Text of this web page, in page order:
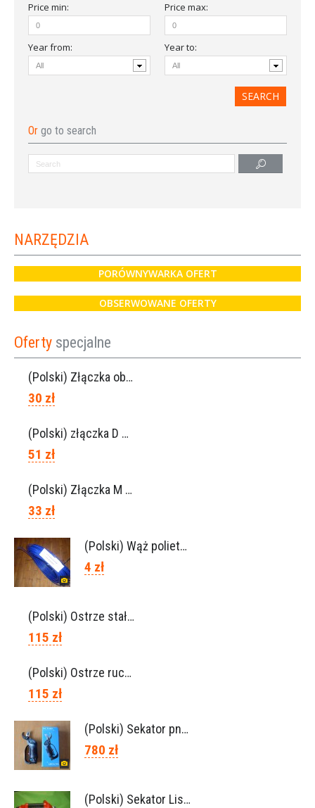
Price min: Price max:
Year from: Year to:
Or go to search
NARZĘDZIA
PORÓWNYWARKA OFERT
OBSERWOWANE OFERTY
Oferty specjalne
(Polski) Złączka obrotowa Lisam do węża 6×8 / Ref. 0160.0100
30 zł
(Polski) złączka D 6×8 do węża, Ref. 0113.0106
51 zł
(Polski) Złączka M 6×8, Ref. 0115.0102
33 zł
(Polski) Wąż polietylen 6×8, Ref.0120.0203
4 zł
(Polski) Ostrze stałe Lisam, Ref. A1206
115 zł
(Polski) Ostrze ruchome Lisam, Ref. A1208
115 zł
(Polski) Sekator pneumatyczny VICTORY (Campagnola Włochy)
780 zł
(Polski) Sekator Lisam SLY / przedłużki 0,5m 1m (Włochy)